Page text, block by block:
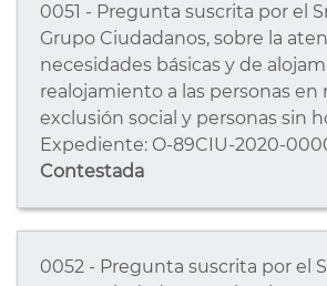
0051 - Pregunta suscrita por el
Grupo Ciudadanos, sobre la
necesidades básicas y de
realojamiento a las personas en
exclusión social y personas sin
Expediente: O-89CIU-2020-
Contestada
0052 - Pregunta suscrita por el